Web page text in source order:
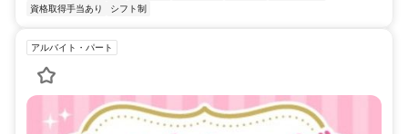
資格取得手当あり
シフト制
アルバイト・パート